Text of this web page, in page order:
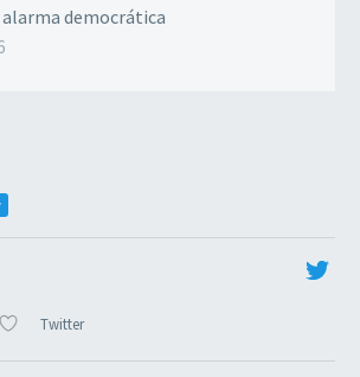
alarma democrática
Twitter